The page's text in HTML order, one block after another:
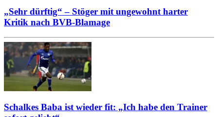
„Sehr dürftig“ – Stöger mit ungewohnt harter
Kritik nach BVB-Blamage
Schalkes Baba ist wieder fit: „Ich habe den Trainer